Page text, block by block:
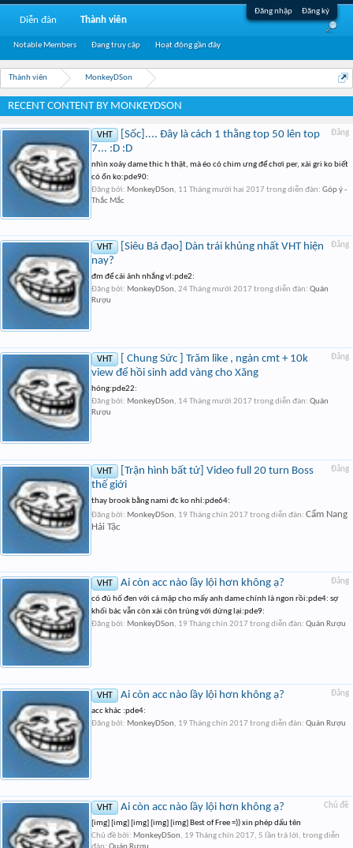
Đăng nhập Đăng ký
Thành viên MonkeyDSon
RECENT CONTENT BY MONKEYDSON
Đăng
VHT
[Sốc].... Đây là cách 1 thằng top 50 lên top
7... :D :D
nhìn xoáy dame thic h thật, mà éo có chim ưng để chơi per, xài gri ko biết
có ổn ko:pde90:
Đăng bởi: MonkeyDSon, 11 Tháng mười hai 2017 trong diễn đàn: Góp ý -
Thắc Mắc
Đăng
VHT
[Siêu Bá đạo] Dàn trái khủng nhất VHT hiện
nay?
đm để cái ảnh nhắng vl:pde2:
Đăng bởi: MonkeyDSon, 24 Tháng mười 2017 trong diễn đàn: Quán
Rượu
Đăng
VHT
[ Chung Sức ] Trăm like , ngàn cmt + 10k
view để hồi sinh add vàng cho Xăng
hóng:pde22:
Đăng bởi: MonkeyDSon, 14 Tháng mười 2017 trong diễn đàn: Quán
Rượu
Đăng
VHT
[Trận hình bất tử] Video full 20 turn Boss
thế giới
thay brook bằng nami đc ko nhỉ:pde64:
Đăng bởi: MonkeyDSon, 19 Tháng chín 2017 trong diễn đàn: Cẩm Nang
Hải Tặc
Đăng
VHT Ai còn acc nào lầy lội hơn không ạ?
có đủ hố đen với cá mập cho mấy anh dame chính là ngon rồi:pde4: sợ
khối bác vẫn còn xài côn trùng với dừng lại:pde9:
Đăng bởi: MonkeyDSon, 19 Tháng chín 2017 trong diễn đàn: Quán Rượu
Đăng
VHT Ai còn acc nào lầy lội hơn không ạ?
acc khác :pde4:
Đăng bởi: MonkeyDSon, 19 Tháng chín 2017 trong diễn đàn: Quán Rượu
Chủ đề
VHT Ai còn acc nào lầy lội hơn không ạ?
[img] [img] [img] [img] [img] Best of Free =)) xin phép dấu tên
Chủ đề bởi: MonkeyDSon, 19 Tháng chín 2017, 5 lần trả lời, trong diễn
Diễn đàn Thành viên
Notable Members Đang truy cập Hoạt động gần đây